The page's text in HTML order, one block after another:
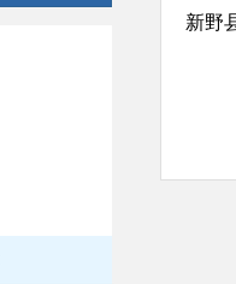
新野